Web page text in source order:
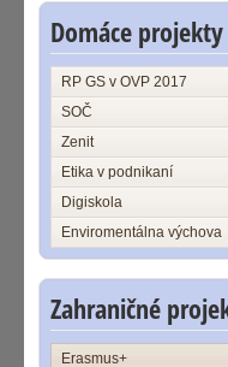
Domáce projekty
RP GS v OVP 2017
SOČ
Zenit
Etika v podnikaní
Digiskola
Enviromentálna výchova
Zahraničné
Erasmus+